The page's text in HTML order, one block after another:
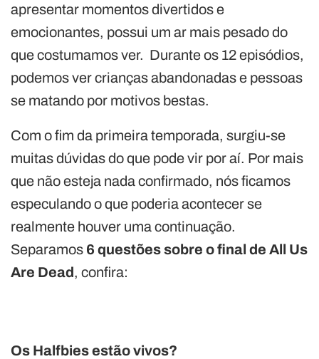
apresentar momentos divertidos e
emocionantes, possui um ar mais pesado do
que costumamos ver. Durante os 12 episódios,
podemos ver crianças abandonadas e pessoas
se matando por motivos bestas.
Com o fim da primeira temporada, surgiu-se
muitas dúvidas do que pode vir por aí. Por mais
que não esteja nada confirmado, nós ficamos
especulando o que poderia acontecer se
realmente houver uma continuação.
Separamos 6 questões sobre o final de All Us
Are Dead, confira:
Os Halfbies estão vivos?